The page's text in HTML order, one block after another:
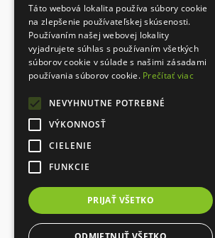
Táto webová lokalita používa súbory cookie
na zlepšenie používateľskej skúsenosti.
Používaním našej webovej lokality
vyjadrujete súhlas s používaním všetkých
súborov cookie v súlade s našimi zásadami
používania súborov cookie. Prečítať viac
NEVYHNUTNE POTREBNÉ
VÝKONNOSŤ
CIELENIE
FUNKCIE
PRIJAŤ VŠETKO